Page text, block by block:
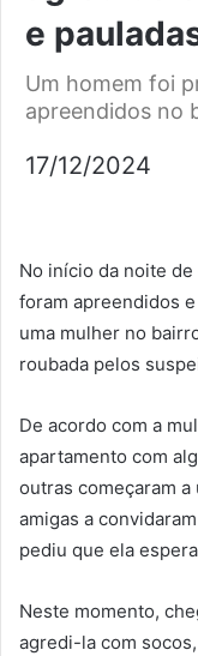
e
Um homem foi
apreendidos no
17/12/2024
No início da noite
foram apreendidos
uma mulher no
roubada pelos
De acordo com a
apartamento com
outras começaram a
amigas a
pediu que ela
Neste momento,
agredi-la com